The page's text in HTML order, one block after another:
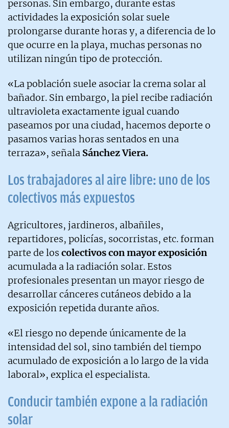
personas. Sin embargo, durante estas
actividades la exposición solar suele
prolongarse durante horas y, a diferencia de lo
que ocurre en la playa, muchas personas no
utilizan ningún tipo de protección.
«La población suele asociar la crema solar al
bañador. Sin embargo, la piel recibe radiación
ultravioleta exactamente igual cuando
paseamos por una ciudad, hacemos deporte o
pasamos varias horas sentados en una
terraza», señala Sánchez Viera.
Los trabajadores al aire libre: uno de los
colectivos más expuestos
Agricultores, jardineros, albañiles,
repartidores, policías, socorristas, etc. forman
parte de los colectivos con mayor exposición
acumulada a la radiación solar. Estos
profesionales presentan un mayor riesgo de
desarrollar cánceres cutáneos debido a la
exposición repetida durante años.
«El riesgo no depende únicamente de la
intensidad del sol, sino también del tiempo
acumulado de exposición a lo largo de la vida
laboral», explica el especialista.
Conducir también expone a la radiación
solar